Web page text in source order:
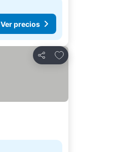
Ver precios
Compartir
Añadir a favoritos